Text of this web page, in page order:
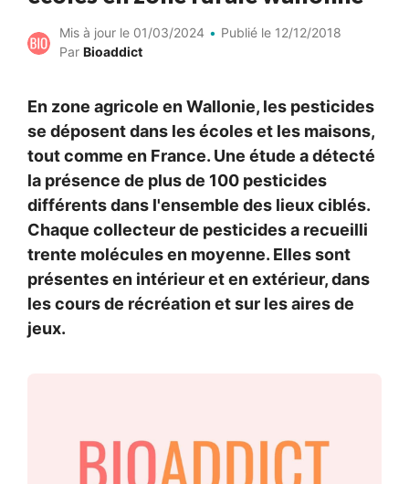
Mis à jour le 01/03/2024 Publié le 12/12/2018
Par Bioaddict
En zone agricole en Wallonie, les pesticides
se déposent dans les écoles et les maisons,
tout comme en France. Une étude a détecté
la présence de plus de 100 pesticides
différents dans l'ensemble des lieux ciblés.
Chaque collecteur de pesticides a recueilli
trente molécules en moyenne. Elles sont
présentes en intérieur et en extérieur, dans
les cours de récréation et sur les aires de
jeux.